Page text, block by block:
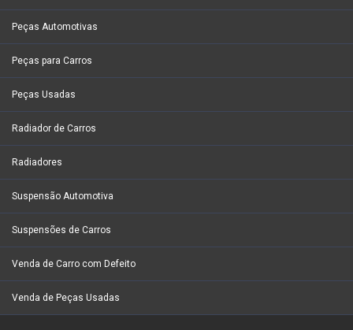
Peças Automotivas
Peças para Carros
Peças Usadas
Radiador de Carros
Radiadores
Suspensão Automotiva
Suspensões de Carros
Venda de Carro com Defeito
Venda de Peças Usadas